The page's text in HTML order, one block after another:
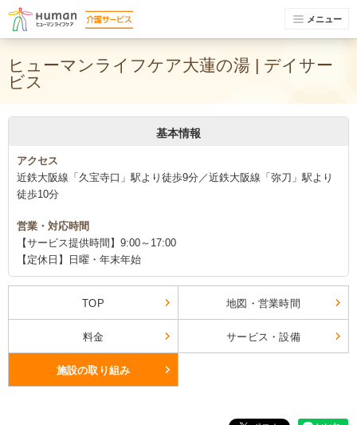
メニュー
ヒューマンライフケア大蓮の湯 | デイサー
ビス
基本情報
アクセス
近鉄大阪線「久宝寺口」駅より徒歩9分／近鉄大阪線「弥刀」駅より
徒歩10分
営業・対応時間
【サービス提供時間】9:00～17:00
【定休日】日曜・年末年始
TOP 地図・営業時間
料金 サービス・設備
施設の取り組み